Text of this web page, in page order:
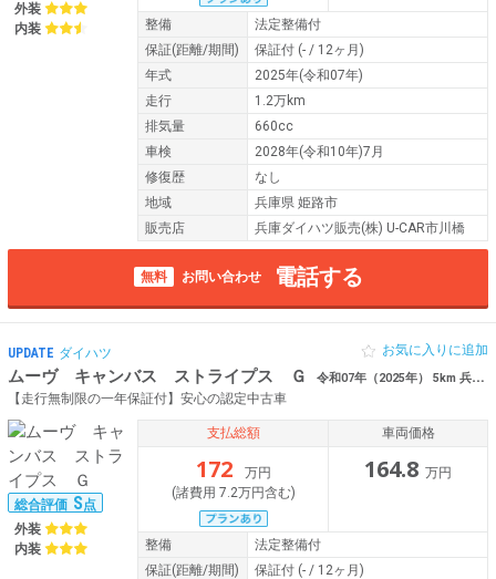
外装
内装
整備
法定整備付
保証(距離/期間) 保証付 (- / 12ヶ月)
年式
2025年(令和07年)
走行
1.2万km
排気量
660cc
車検
2028年(令和10年)7月
修復歴
なし
地域
兵庫県 姫路市
販売店
兵庫ダイハツ販売(株) U-CAR市川橋
無料 お問い合わせ 電話する
UPDATE ダイハツ
ムーヴ キャンバス ストライプス Ｇ 令和07年（2025年） 5km 兵庫県姫路市 ディオ バックカメラ
【走行無制限の一年保証付】安心の認定中古車
お気に入りに追加
総合評価 S点
外装
内装
支払総額
172
万円
(諸費用 7.2万円含む)
車両価格
164.8 万円
整備
法定整備付
保証(距離/期間) 保証付 (- / 12ヶ月)